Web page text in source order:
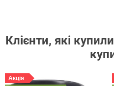
Клієнти, які
Акція